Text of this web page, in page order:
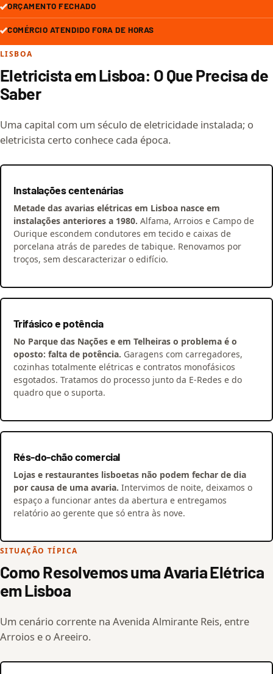
ORÇAMENTO FECHADO
COMÉRCIO ATENDIDO FORA DE HORAS
LISBOA
Eletricista em Lisboa: O Que Precisa de
Saber
Uma capital com um século de eletricidade instalada; o
eletricista certo conhece cada época.
Instalações centenárias
Metade das avarias elétricas em Lisboa nasce em
instalações anteriores a 1980. Alfama, Arroios e Campo de
Ourique escondem condutores em tecido e caixas de
porcelana atrás de paredes de tabique. Renovamos por
troços, sem descaracterizar o edifício.
Trifásico e potência
No Parque das Nações e em Telheiras o problema é o
oposto: falta de potência. Garagens com carregadores,
cozinhas totalmente elétricas e contratos monofásicos
esgotados. Tratamos do processo junto da E-Redes e do
quadro que o suporta.
Rés-do-chão comercial
Lojas e restaurantes lisboetas não podem fechar de dia
por causa de uma avaria. Intervimos de noite, deixamos o
espaço a funcionar antes da abertura e entregamos
relatório ao gerente que só entra às nove.
SITUAÇÃO TÍPICA
Como Resolvemos uma Avaria Elétrica
em Lisboa
Um cenário corrente na Avenida Almirante Reis, entre
Arroios e o Areeiro.